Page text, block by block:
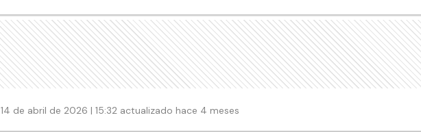
14 de abril de 2026 | 15:32 actualizado hace 4 meses